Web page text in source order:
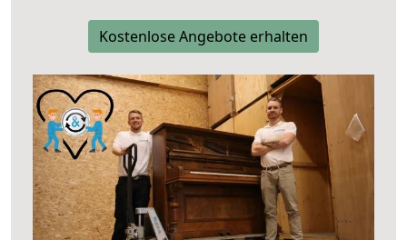
Kostenlose Angebote erhalten